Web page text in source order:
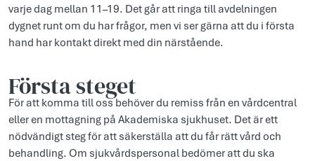
varje dag mellan 11–19. Det går att ringa till avdelningen
dygnet runt om du har frågor, men vi ser gärna att du i första
hand har kontakt direkt med din närstående.
Första steget
För att komma till oss behöver du remiss från en vårdcentral
eller en mottagning på Akademiska sjukhuset. Det är ett
nödvändigt steg för att säkerställa att du får rätt vård och
behandling. Om sjukvårdspersonal bedömer att du ska